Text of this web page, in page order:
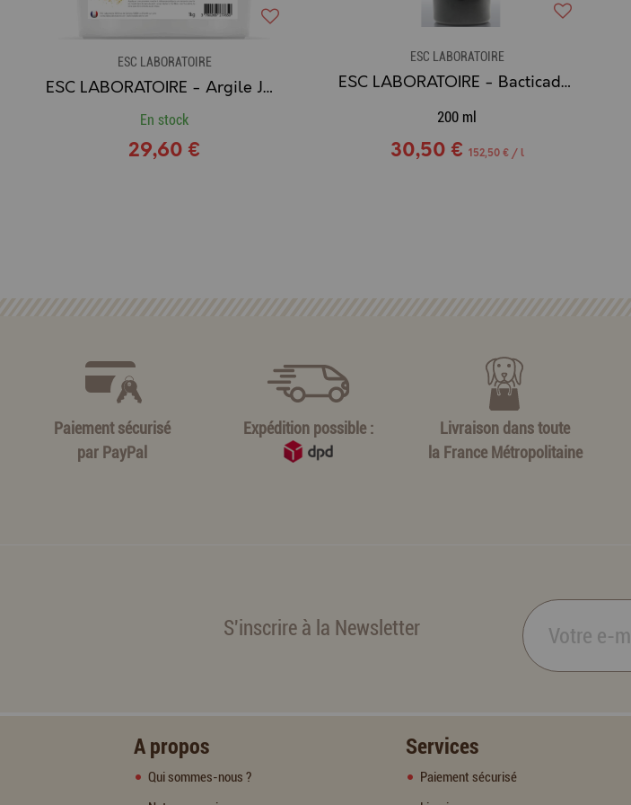
ESC LABORATOIRE
ESC LABORATOIRE - Argile Jaune - Hygiène cutanée en milieu humide
En stock
29,60 €
ESC LABORATOIRE
ESC LABORATOIRE - Bacticade, soin ext démangeaisons - 200ml
200 ml
30,50 € 152,50 € / l
Paiement sécurisé
par PayPal
Expédition possible :
Livraison dans toute
la France Métropolitaine
S'inscrire à la Newsletter
A propos
Qui sommes-nous ?
Services
Paiement sécurisé